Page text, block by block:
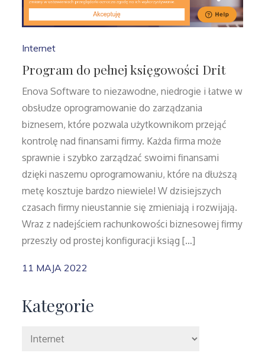
Internet
Program do pełnej księgowości Drit
Enova Software to niezawodne, niedrogie i łatwe w
obsłudze oprogramowanie do zarządzania
biznesem, które pozwala użytkownikom przejąć
kontrolę nad finansami firmy. Każda firma może
sprawnie i szybko zarządzać swoimi finansami
dzięki naszemu oprogramowaniu, które na dłuższą
metę kosztuje bardzo niewiele! W dzisiejszych
czasach firmy nieustannie się zmieniają i rozwijają.
Wraz z nadejściem rachunkowości biznesowej firmy
przeszły od prostej konfiguracji ksiąg […]
11 MAJA 2022
Kategorie
Kategorie